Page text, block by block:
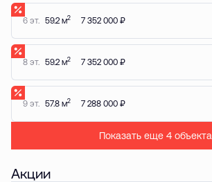
6 эт. 59.2 м2 7 352 000 ₽
8 эт. 59.2 м2 7 352 000 ₽
9 эт. 57.8 м2 7 288 000 ₽
Показать еще 4 объектa
Акции